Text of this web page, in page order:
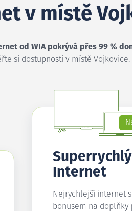
v místě
od WIA pokrývá přes 99 %
si dostupnosti v místě Vojkovice.
Internet
Nejrychlejší internet
bonusem na doplňky